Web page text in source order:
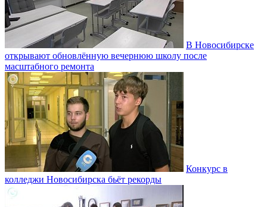
В Новосибирске
открывают обновлённую вечернюю школу после
масштабного ремонта
Конкурс в
колледжи Новосибирска бьёт рекорды